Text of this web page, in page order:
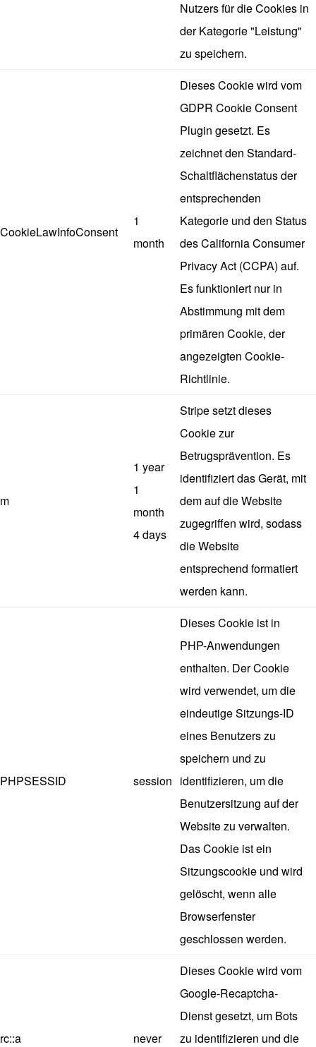
Nutzers für die Cookies in
der Kategorie "Leistung"
zu speichern.
CookieLawInfoConsent
1
month
Dieses Cookie wird vom
GDPR Cookie Consent
Plugin gesetzt. Es
zeichnet den Standard-
Schaltflächenstatus der
entsprechenden
Kategorie und den Status
des California Consumer
Privacy Act (CCPA) auf.
Es funktioniert nur in
Abstimmung mit dem
primären Cookie, der
angezeigten Cookie-
Richtlinie.
m
1 year
1
month
4 days
Stripe setzt dieses
Cookie zur
Betrugsprävention. Es
identifiziert das Gerät, mit
dem auf die Website
zugegriffen wird, sodass
die Website
entsprechend formatiert
werden kann.
PHPSESSID session
Dieses Cookie ist in
PHP-Anwendungen
enthalten. Der Cookie
wird verwendet, um die
eindeutige Sitzungs-ID
eines Benutzers zu
speichern und zu
identifizieren, um die
Benutzersitzung auf der
Website zu verwalten.
Das Cookie ist ein
Sitzungscookie und wird
gelöscht, wenn alle
Browserfenster
geschlossen werden.
rc::a never
Dieses Cookie wird vom
Google-Recaptcha-
Dienst gesetzt, um Bots
zu identifizieren und die